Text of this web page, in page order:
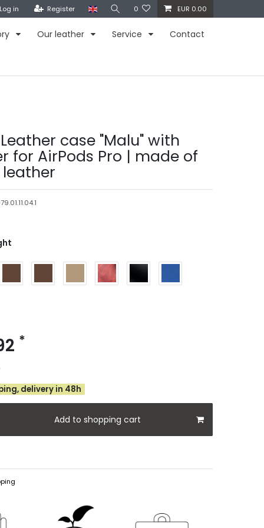
Log in Register 0 EUR 0.00
Our leather Service Contact
Leather case "Malu" with
for AirPods Pro | made of
*
delivery in 48h
Add to shopping cart